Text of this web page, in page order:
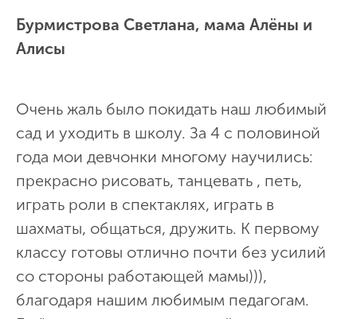
Бурмистрова Светлана, мама Алёны и
Алисы
Очень жаль было покидать наш любимый
сад и уходить в школу. За 4 с половиной
года мои девчонки многому научились:
прекрасно рисовать, танцевать , петь,
играть роли в спектаклях, играть в
шахматы, общаться, дружить. К первому
классу готовы отлично почти без усилий
со стороны работающей мамы))),
благодаря нашим любимым педагогам.